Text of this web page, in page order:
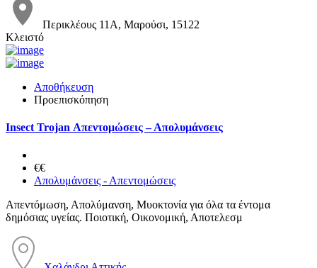
Περικλέους 11Α, Μαρούσι, 15122
Κλειστό
Αποθήκευση
Προεπισκόπηση
Insect Trojan Απεντομώσεις – Απολυμάνσεις
€€
Απολυμάνσεις - Απεντομώσεις
Απεντόμωση, Απολύμανση, Μυοκτονία για όλα τα έντομα
δημόσιας υγείας. Ποιοτική, Οικονομική, Αποτελεσμ